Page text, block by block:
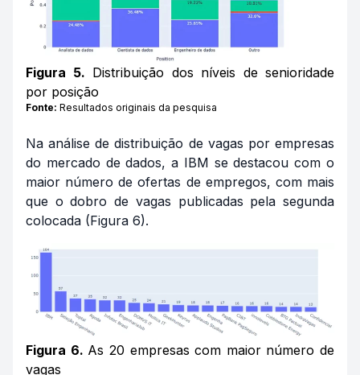
Figura 5. Distribuição dos níveis de senioridade
por posição
Fonte: Resultados originais da pesquisa
Na análise de distribuição de vagas por empresas
do mercado de dados, a IBM se destacou com o
maior número de ofertas de empregos, com mais
que o dobro de vagas publicadas pela segunda
colocada (Figura 6).
Figura 6. As 20 empresas com maior número de
vagas